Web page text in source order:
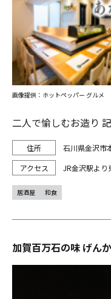
二人で愉しむお造り
石川県金沢市
JR金沢駅よ
画像提供：ホットペッパー グルメ
居酒屋 和食
加賀百万石の味 げん